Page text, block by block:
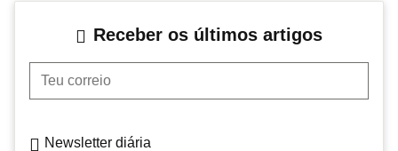
Receber os últimos artigos
Teu correio
Newsletter diária